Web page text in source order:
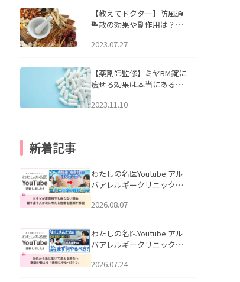
【教えてドクター】防風通
聖散の効果や副作用は？長
2023.07.27
【薬剤師監修】ミヤBM錠に
痩せる効果は本当にある
2023.11.10
新着記事
わたしの名医Youtube アル
バアレルギークリニック札
らない理由｜繰り返す人が
説」を公開いたしました。
2026.08.07
わたしの名医Youtube アル
バアレルギークリニック札
える男性へ｜医師が教える
2026.07.24